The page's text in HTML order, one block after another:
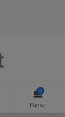
0
Panier